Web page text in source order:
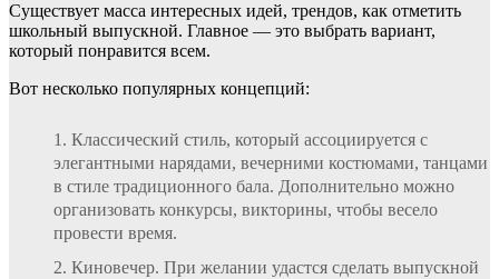
Существует масса интересных идей, трендов, как отметить
школьный выпускной. Главное — это выбрать вариант,
который понравится всем.
Вот несколько популярных концепций:
Классический стиль, который ассоциируется с
элегантными нарядами, вечерними костюмами, танцами
в стиле традиционного бала. Дополнительно можно
организовать конкурсы, викторины, чтобы весело
провести время.
Киновечер. При желании удастся сделать выпускной